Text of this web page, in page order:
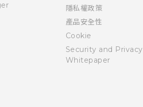
隱私權政策
產品安全性
Cookie
Security and Privacy
Whitepaper